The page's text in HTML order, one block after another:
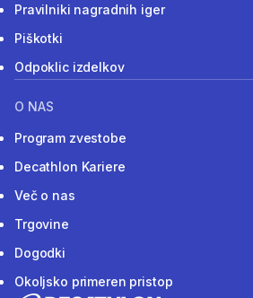
Pravilniki nagradnih iger
Piškotki
Odpoklic izdelkov
O NAS
Program zvestobe
Decathlon Kariere
Več o nas
Trgovine
Dogodki
Okoljsko primeren pristop